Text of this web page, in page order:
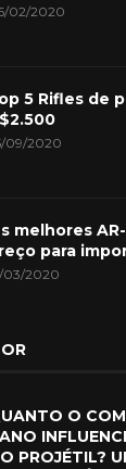
02/2020
5 Rifles de
09/2020
melhores
para
03/2020
O
PROJÉTIL?